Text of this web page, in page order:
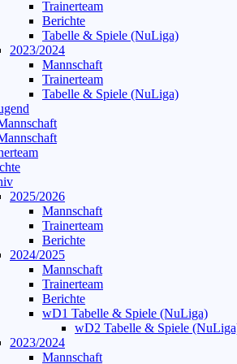
Trainerteam
Berichte
Tabelle & Spiele (NuLiga)
2023/2024
Mannschaft
Trainerteam
Tabelle & Spiele (NuLiga)
2025/2026
Mannschaft
Trainerteam
Berichte
2024/2025
Mannschaft
Trainerteam
Berichte
wD1 Tabelle & Spiele (NuLiga)
wD2 Tabelle & Spiele
2023/2024
Mannschaft